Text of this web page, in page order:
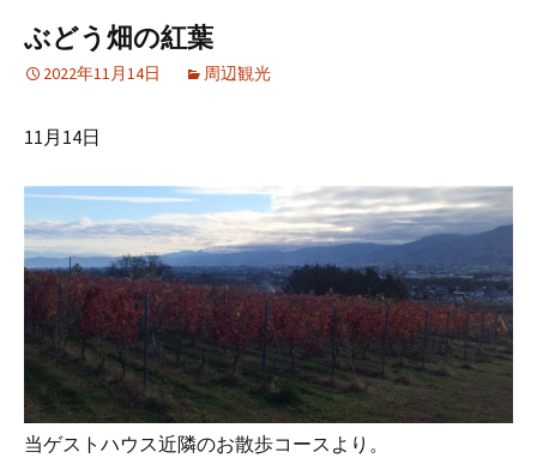
ぶどう畑の紅葉
2022年11月14日 周辺観光
11月14日
当ゲストハウス近隣のお散歩コースより。